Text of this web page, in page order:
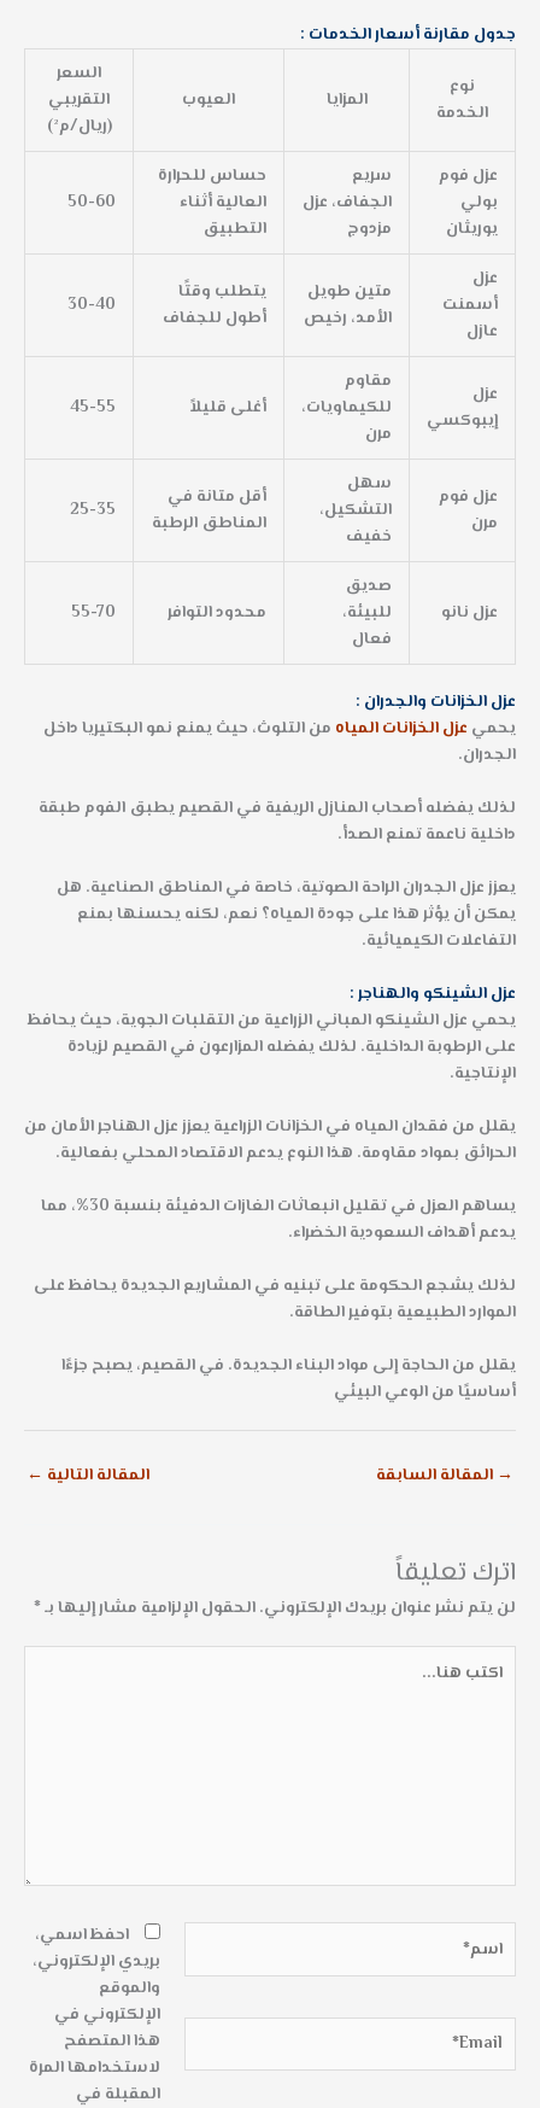
جدول مقارنة أسعار الخدمات :
نوع
الخدمة
المزايا العيوب
السعر
التقريبي
(ريال/م²)
عزل فوم
بولي
يوريثان
سريع
الجفاف، عزل
مزدوج
حساس للحرارة
العالية أثناء
التطبيق
50-60
عزل
أسمنت
عازل
متين طويل
الأمد، رخيص
يتطلب وقتًا
أطول للجفاف
30-40
عزل
إيبوكسي
مقاوم
للكيماويات،
مرن
أغلى قليلاً 45-55
عزل فوم
مرن
سهل
التشكيل،
خفيف
أقل متانة في
المناطق الرطبة
25-35
عزل نانو
صديق
للبيئة،
فعال
محدود التوافر 55-70
عزل الخزانات والجدران :
يحمي عزل الخزانات المياه من التلوث، حيث يمنع نمو البكتيريا داخل
الجدران.
لذلك يفضله أصحاب المنازل الريفية في القصيم يطبق الفوم طبقة
داخلية ناعمة تمنع الصدأ.
يعزز عزل الجدران الراحة الصوتية، خاصة في المناطق الصناعية. هل
يمكن أن يؤثر هذا على جودة المياه؟ نعم، لكنه يحسنها بمنع
التفاعلات الكيميائية.
عزل الشينكو والهناجر :
يحمي عزل الشينكو المباني الزراعية من التقلبات الجوية، حيث يحافظ
على الرطوبة الداخلية. لذلك يفضله المزارعون في القصيم لزيادة
الإنتاجية.
يقلل من فقدان المياه في الخزانات الزراعية يعزز عزل الهناجر الأمان من
الحرائق بمواد مقاومة. هذا النوع يدعم الاقتصاد المحلي بفعالية.
يساهم العزل في تقليل انبعاثات الغازات الدفيئة بنسبة 30%، مما
يدعم أهداف السعودية الخضراء.
لذلك يشجع الحكومة على تبنيه في المشاريع الجديدة يحافظ على
الموارد الطبيعية بتوفير الطاقة.
يقلل من الحاجة إلى مواد البناء الجديدة. في القصيم، يصبح جزءًا
أساسيًا من الوعي البيئي
→ المقالة السابقة المقالة التالية ←
اترك تعليقاً
لن يتم نشر عنوان بريدك الإلكتروني.الحقول الإلزامية مشار إليها بـ*
هنا...
احفظ اسمي،
بريدي الإلكتروني،
والموقع
الإلكتروني في
هذا المتصفح
لاستخدامها المرة
المقبلة في